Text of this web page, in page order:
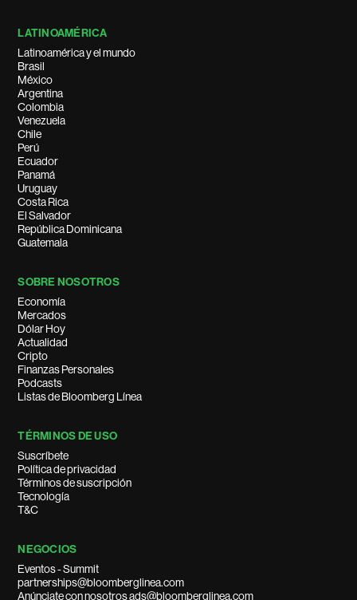
LATINOAMÉRICA
Latinoamérica y el mundo
Brasil
México
Argentina
Colombia
Venezuela
Chile
Perú
Ecuador
Panamá
Uruguay
Costa Rica
El Salvador
República Dominicana
Guatemala
SOBRE NOSOTROS
Economía
Mercados
Dólar Hoy
Actualidad
Cripto
Finanzas Personales
Podcasts
Listas de Bloomberg Línea
TÉRMINOS DE USO
Suscríbete
Política de privacidad
Términos de suscripción
Tecnología
T&C
NEGOCIOS
Eventos - Summit
partnerships@bloomberglinea.com
Anúnciate con nosotros ads@bloomberglinea.com